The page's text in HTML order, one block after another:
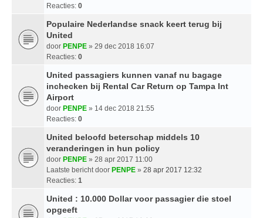
Reacties: 0
Populaire Nederlandse snack keert terug bij
United
door PENPE » 29 dec 2018 16:07
Reacties: 0
United passagiers kunnen vanaf nu bagage
inchecken bij Rental Car Return op Tampa Int
Airport
door PENPE » 14 dec 2018 21:55
Reacties: 0
United beloofd beterschap middels 10
veranderingen in hun policy
door PENPE » 28 apr 2017 11:00
Laatste bericht door PENPE » 28 apr 2017 12:32
Reacties: 1
United : 10.000 Dollar voor passagier die stoel
opgeeft